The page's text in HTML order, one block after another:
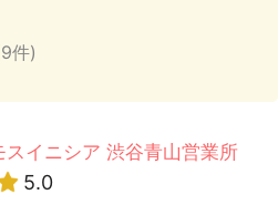
件)
スイニシア 渋谷青山営業所
5.0